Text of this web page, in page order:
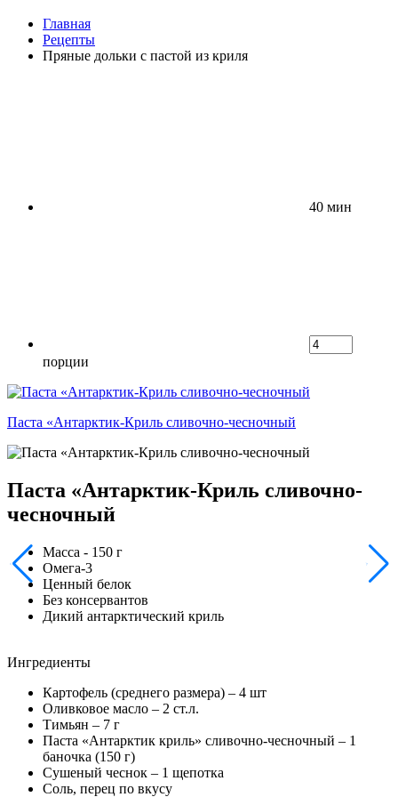
Главная
Рецепты
Пряные дольки с пастой из криля
40 мин
порции
Паста «Антарктик-Криль сливочно-чесночный
Паста «Антарктик-Криль сливочно-
чесночный
Масса - 150 г
Омега-3
Ценный белок
Без консервантов
Дикий антарктический криль
Ингредиенты
Картофель (среднего размера) – 4 шт
Оливковое масло – 2 ст.л.
Тимьян – 7 г
Паста «Антарктик криль» сливочно-чесночный – 1
баночка (150 г)
Сушеный чеснок – 1 щепотка
Соль, перец по вкусу